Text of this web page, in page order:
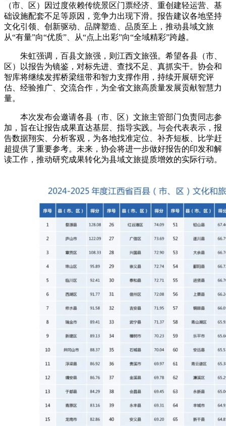
（市、区）因过度依赖传统景区门票经济、重创建轻运营、基
础设施配套不足等原因，竞争力出现下滑。报告建议各地坚持
文化引领、创新驱动、品牌塑造、品质至上，推动县域文旅
从“有量”向“优质”、从“点上出彩”向“全域精彩”跨越。
朱虹强调，百县文旅强，则江西文旅强。希望各县（市、
区）以报告为镜鉴，对标先进、查找不足、真抓实干。协会和
智库将继续发挥桥梁纽带和智力支撑作用，持续开展研究评
估、经验推广、交流合作，为全省文旅高质量发展贡献智慧力
量。
本次发布会邀请各县（市、区）文旅主管部门负责同志参
加，旨在让报告成果直达基层、指导实践。与会代表表示，报
告数据翔实、分析客观，为各地找准定位、补齐短板、比学赶
超提供了重要参考。未来，协会将进一步做好报告的印发和解
读工作，推动研究成果转化为县域文旅提质增效的实际行动。